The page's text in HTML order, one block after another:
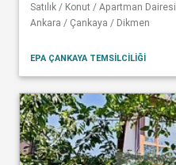
Satılık / Konut / Apartman Dairesi
Ankara / Çankaya / Dikmen
EPA ÇANKAYA TEMSİLCİLİĞİ